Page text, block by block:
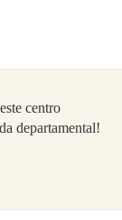
centro
departamental!